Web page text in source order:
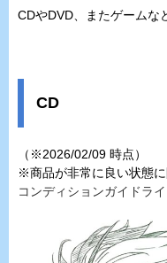
CDやDVD、またゲームな
CD
（※2026/02/09 時点）
※商品が非常に良い状態
コンディションガイドラ